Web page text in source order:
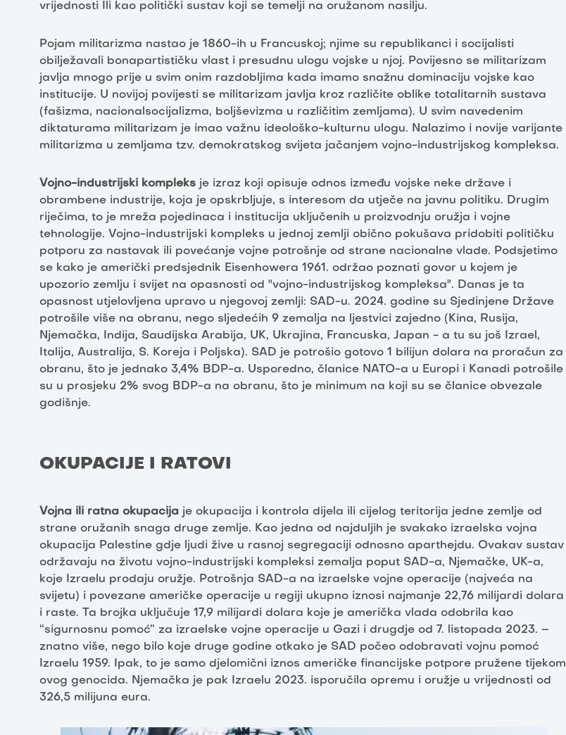
vrijednosti Ili kao politički sustav koji se temelji na oružanom nasilju.
Pojam militarizma nastao je 1860-ih u Francuskoj; njime su republikanci i socijalisti
obilježavali bonapartističku vlast i presudnu ulogu vojske u njoj. Povijesno se militarizam
javlja mnogo prije u svim onim razdobljima kada imamo snažnu dominaciju vojske kao
institucije. U novijoj povijesti se militarizam javlja kroz različite oblike totalitarnih sustava
(fašizma, nacionalsocijalizma, boljševizma u različitim zemljama). U svim navedenim
diktaturama militarizam je imao važnu ideološko-kulturnu ulogu. Nalazimo i novije varijante
militarizma u zemljama tzv. demokratskog svijeta jačanjem vojno-industrijskog kompleksa.
Vojno-industrijski kompleks je izraz koji opisuje odnos između vojske neke države i
obrambene industrije, koja je opskrbljuje, s interesom da utječe na javnu politiku. Drugim
riječima, to je mreža pojedinaca i institucija uključenih u proizvodnju oružja i vojne
tehnologije. Vojno-industrijski kompleks u jednoj zemlji obično pokušava pridobiti političku
potporu za nastavak ili povećanje vojne potrošnje od strane nacionalne vlade. Podsjetimo
se kako je američki predsjednik Eisenhowera 1961. održao poznati govor u kojem je
upozorio zemlju i svijet na opasnosti od "vojno-industrijskog kompleksa". Danas je ta
opasnost utjelovljena upravo u njegovoj zemlji: SAD-u. 2024. godine su Sjedinjene Države
potrošile više na obranu, nego sljedećih 9 zemalja na ljestvici zajedno (Kina, Rusija,
Njemačka, Indija, Saudijska Arabija, UK, Ukrajina, Francuska, Japan - a tu su još Izrael,
Italija, Australija, S. Koreja i Poljska). SAD je potrošio gotovo 1 bilijun dolara na proračun za
obranu, što je jednako 3,4% BDP-a. Usporedno, članice NATO-a u Europi i Kanadi potrošile
su u prosjeku 2% svog BDP-a na obranu, što je minimum na koji su se članice obvezale
godišnje.
OKUPACIJE I RATOVI
Vojna ili ratna okupacija je okupacija i kontrola dijela ili cijelog teritorija jedne zemlje od
strane oružanih snaga druge zemlje. Kao jedna od najduljih je svakako izraelska vojna
okupacija Palestine gdje ljudi žive u rasnoj segregaciji odnosno aparthejdu. Ovakav sustav
održavaju na životu vojno-industrijski kompleksi zemalja poput SAD-a, Njemačke, UK-a,
koje Izraelu prodaju oružje. Potrošnja SAD-a na izraelske vojne operacije (najveća na
svijetu) i povezane američke operacije u regiji ukupno iznosi najmanje 22,76 milijardi dolara
i raste. Ta brojka uključuje 17,9 milijardi dolara koje je američka vlada odobrila kao
“sigurnosnu pomoć” za izraelske vojne operacije u Gazi i drugdje od 7. listopada 2023. –
znatno više, nego bilo koje druge godine otkako je SAD počeo odobravati vojnu pomoć
Izraelu 1959. Ipak, to je samo djelomični iznos američke financijske potpore pružene tijekom
ovog genocida. Njemačka je pak Izraelu 2023. isporučila opremu i oružje u vrijednosti od
326,5 milijuna eura.